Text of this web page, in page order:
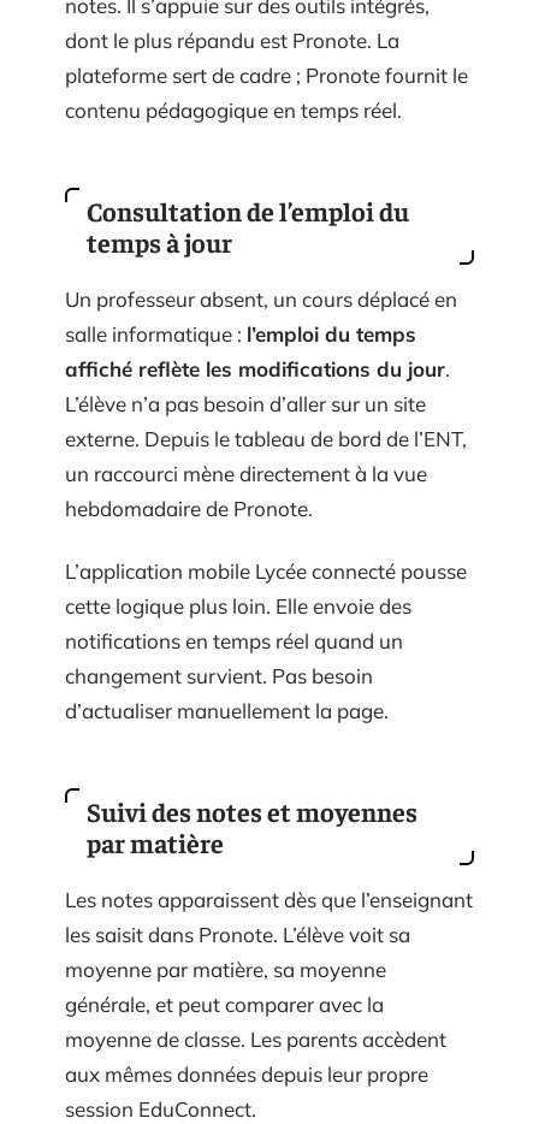
dont le plus répandu est Pronote. La
plateforme sert de cadre ; Pronote fournit le
contenu pédagogique en temps réel.
Consultation de l’emploi du
temps à jour
Un professeur absent, un cours déplacé en
salle informatique : l’emploi du temps
affiché reflète les modifications du jour.
L’élève n’a pas besoin d’aller sur un site
externe. Depuis le tableau de bord de l’ENT,
un raccourci mène directement à la vue
hebdomadaire de Pronote.
L’application mobile Lycée connecté pousse
cette logique plus loin. Elle envoie des
notifications en temps réel quand un
changement survient. Pas besoin
d’actualiser manuellement la page.
Suivi des notes et moyennes
par matière
Les notes apparaissent dès que l’enseignant
les saisit dans Pronote. L’élève voit sa
moyenne par matière, sa moyenne
générale, et peut comparer avec la
moyenne de classe. Les parents accèdent
aux mêmes données depuis leur propre
session EduConnect.